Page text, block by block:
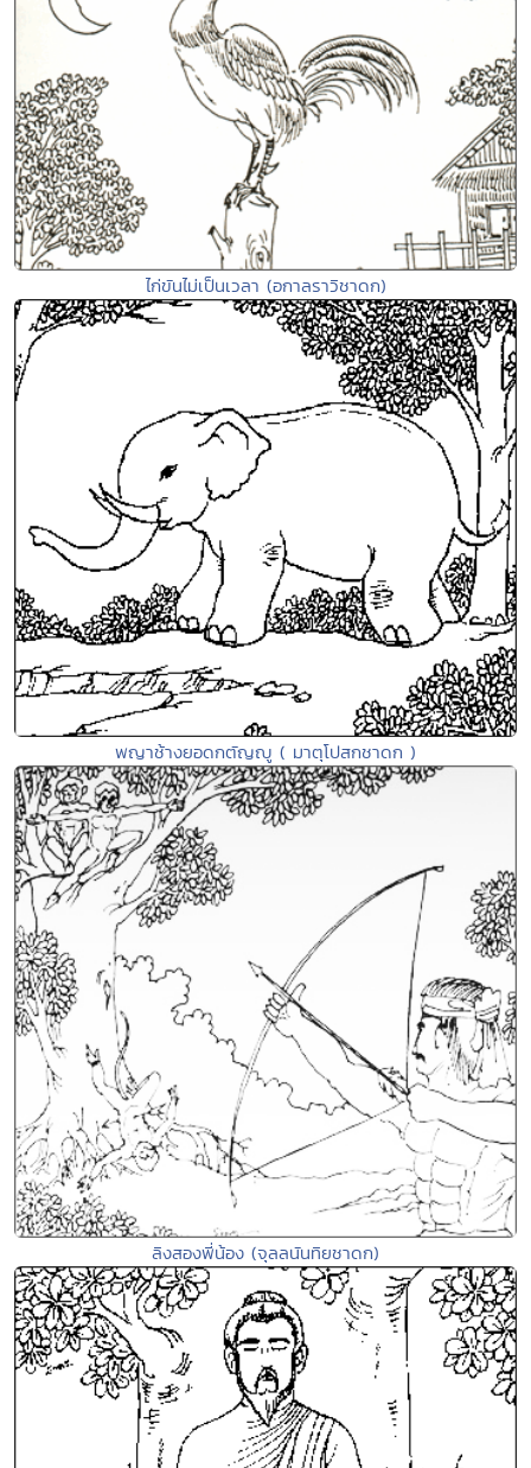
ไก่ขันไม่เป็นเวลา (อกาลราวิชาดก)
พญาช้างยอดกตัญญู ( มาตุโปสกชาดก )
ลิงสองพี่น้อง (จุลลนันทิยชาดก)